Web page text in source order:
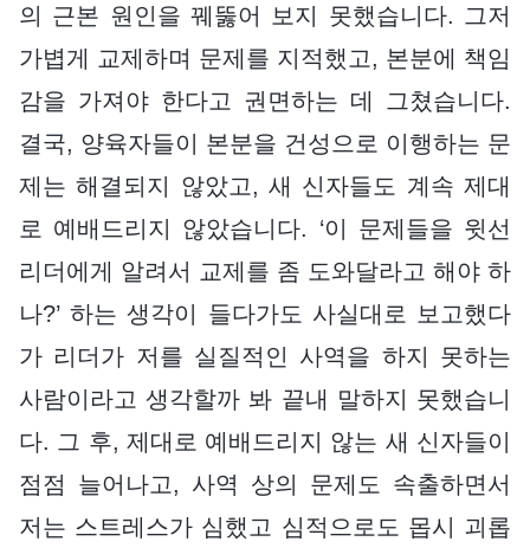
의 근본 원인을 꿰뚫어 보지 못했습니다. 그저
가볍게 교제하며 문제를 지적했고, 본분에 책임
감을 가져야 한다고 권면하는 데 그쳤습니다.
결국, 양육자들이 본분을 건성으로 이행하는 문
제는 해결되지 않았고, 새 신자들도 계속 제대
로 예배드리지 않았습니다. ‘이 문제들을 윗선
리더에게 알려서 교제를 좀 도와달라고 해야 하
나?’ 하는 생각이 들다가도 사실대로 보고했다
가 리더가 저를 실질적인 사역을 하지 못하는
사람이라고 생각할까 봐 끝내 말하지 못했습니
다. 그 후, 제대로 예배드리지 않는 새 신자들이
점점 늘어나고, 사역 상의 문제도 속출하면서
저는 스트레스가 심했고 심적으로도 몹시 괴롭